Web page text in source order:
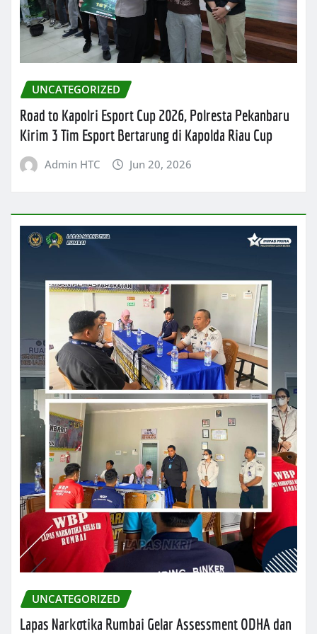
UNCATEGORIZED
Road to Kapolri Esport Cup 2026, Polresta Pekanbaru
Kirim 3 Tim Esport Bertarung di Kapolda Riau Cup
Admin HTC Jun 20, 2026
UNCATEGORIZED
Lapas Narkotika Rumbai Gelar Assessment ODHA dan